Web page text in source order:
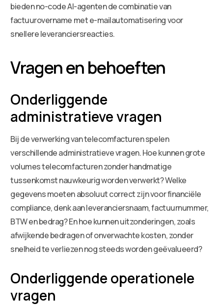
bieden no-code AI-agenten de combinatie van
factuurovername met e-mailautomatisering voor
snellere leveranciersreacties.
Vragen en behoeften
Onderliggende
administratieve vragen
Bij de verwerking van telecomfacturen spelen
verschillende administratieve vragen. Hoe kunnen grote
volumes telecomfacturen zonder handmatige
tussenkomst nauwkeurig worden verwerkt? Welke
gegevens moeten absoluut correct zijn voor financiële
compliance, denk aan leveranciersnaam, factuurnummer,
BTW en bedrag? En hoe kunnen uitzonderingen, zoals
afwijkende bedragen of onverwachte kosten, zonder
snelheid te verliezen nog steeds worden geëvalueerd?
Onderliggende operationele
vragen